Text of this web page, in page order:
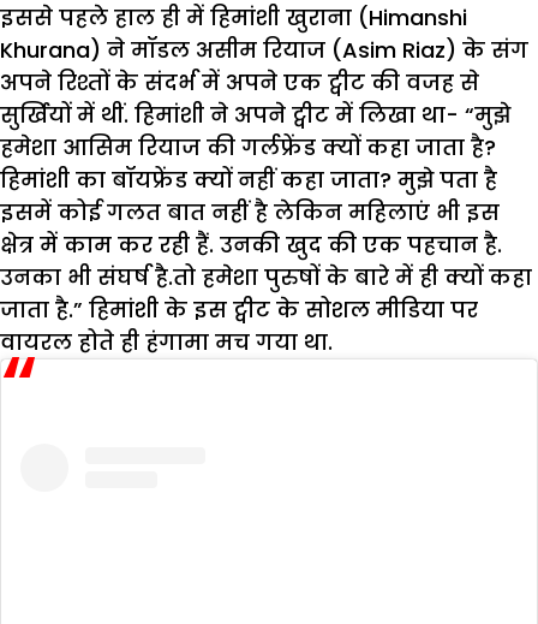
इससे पहले हाल ही में हिमांशी खुराना (Himanshi
Khurana) ने मॉडल असीम रियाज (Asim Riaz) के संग
अपने रिश्तों के संदर्भ में अपने एक ट्वीट की वजह से
सुर्खियों में थीं. हिमांशी ने अपने ट्वीट में लिखा था- “मुझे
हमेशा आसिम रियाज की गर्लफ्रेंड क्यों कहा जाता है?
हिमांशी का बॉयफ्रेंड क्यों नहीं कहा जाता? मुझे पता है
इसमें कोई गलत बात नहीं है लेकिन महिलाएं भी इस
क्षेत्र में काम कर रही हैं. उनकी खुद की एक पहचान है.
उनका भी संघर्ष है.तो हमेशा पुरुषों के बारे में ही क्यों कहा
जाता है.” हिमांशी के इस ट्वीट के सोशल मीडिया पर
वायरल होते ही हंगामा मच गया था.